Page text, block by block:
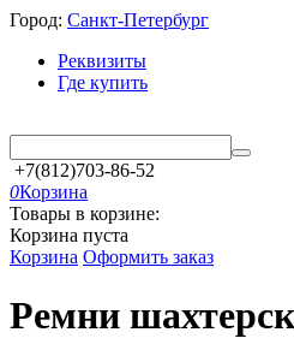
Город: Санкт-Петербург
Реквизиты
Где купить
+7(812)703-86-52
0Корзина
Товары в корзине:
Корзина пуста
Корзина Оформить заказ
Ремни